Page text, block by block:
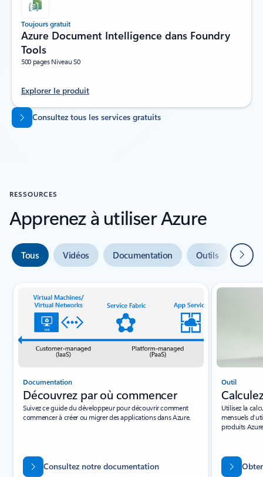
Toujours gratuit
Azure Document Intelligence dans Foundry
Tools
500 pages Niveau S0
Explorer le produit
Revenir aux onglets
Consultez tous les services gratuits
RESSOURCES
Apprenez à utiliser Azure
Tous Vidéos Documentation Outils Aide
Indicateur de diapositive {0} {1}
Documentation
Découvrez par où commencer
Suivez ce guide du développeur pour découvrir comment
commencer à créer ou migrer des applications dans Azure.
Consultez notre documentation
Outil
Utilisez la
mensuels
produits